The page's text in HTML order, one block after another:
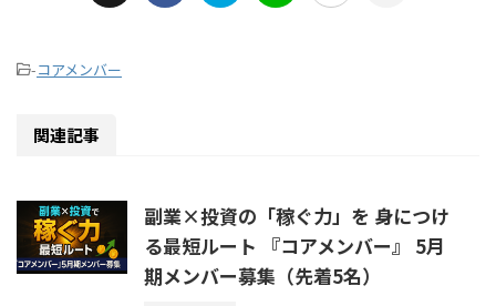
-コアメンバー
関連記事
副業×投資の「稼ぐ力」を 身につけ
る最短ルート 『コアメンバー』 5月
期メンバー募集（先着5名）